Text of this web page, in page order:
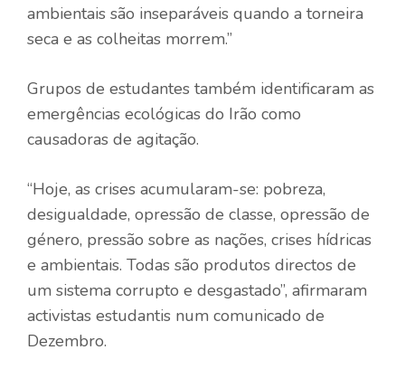
ambientais são inseparáveis ​​quando a torneira
seca e as colheitas morrem.”
Grupos de estudantes também identificaram as
emergências ecológicas do Irão como
causadoras de agitação.
“Hoje, as crises acumularam-se: pobreza,
desigualdade, opressão de classe, opressão de
género, pressão sobre as nações, crises hídricas
e ambientais. Todas são produtos directos de
um sistema corrupto e desgastado”, afirmaram
activistas estudantis num comunicado de
Dezembro.